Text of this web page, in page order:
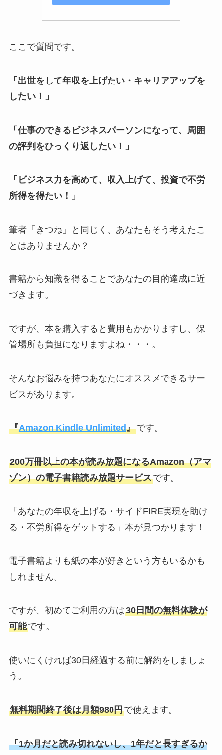
ここで質問です。
「出世をして年収を上げたい・キャリアアップを
したい！」
「仕事のできるビジネスパーソンになって、周囲
の評判をひっくり返したい！」
「ビジネス力を高めて、収入上げて、投資で不労
所得を得たい！」
筆者「きつね」と同じく、あなたもそう考えたこ
とはありませんか？
書籍から知識を得ることであなたの目的達成に近
づきます。
ですが、本を購入すると費用もかかりますし、保
管場所も負担になりますよね・・・。
そんなお悩みを持つあなたにオススメできるサー
ビスがあります。
『Amazon Kindle Unlimited』です。
200万冊以上の本が読み放題になるAmazon（アマ
ゾン）の電子書籍読み放題サービスです。
「あなたの年収を上げる・サイドFIRE実現を助け
る・不労所得をゲットする」本が見つかります！
電子書籍よりも紙の本が好きという方もいるかも
しれません。
ですが、初めてご利用の方は30日間の無料体験が
可能です。
使いにくければ30日経過する前に解約をしましょ
う。
無料期間終了後は月額980円で使えます。
「1か月だと読み切れないし、1年だと長すぎるか